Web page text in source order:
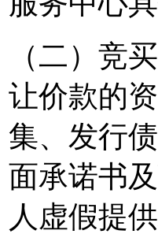
（二）竞
让价款的
集、发行
面承诺书
人虚假提